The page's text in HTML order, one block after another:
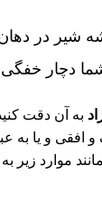
در دهان
خفگی
به آن دقت
افقی و یا
موارد زیر به